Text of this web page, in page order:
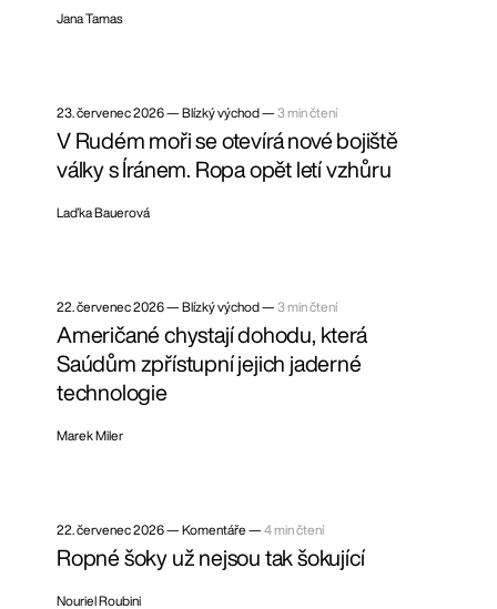
Jana Tamas
23. červenec 2026— Blízký východ — 3 min čtení
V Rudém moři se otevírá nové bojiště
války s Íránem. Ropa opět letí vzhůru
Laďka Bauerová
22. červenec 2026— Blízký východ — 3 min čtení
Američané chystají dohodu, která
Saúdům zpřístupní jejich jaderné
technologie
Marek Miler
22. červenec 2026— Komentáře — 4 min čtení
Ropné šoky už nejsou tak šokující
Nouriel Roubini